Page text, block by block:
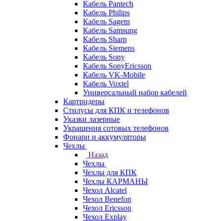
Кабель Pantech
Кабель Philips
Кабель Sagem
Кабель Samsung
Кабель Sharp
Кабель Siemens
Кабель Sony
Кабель SonyEricsson
Кабель VK-Mobile
Кабель Voxtel
Универсальный набор кабелей
Картридеры
Стилусы для КПК и телефонов
Указки лазерные
Украшения сотовых телефонов
Фонари и аккумуляторы
Чехлы
Назад
Чехлы
Чехлы для КПК
Чехлы КАРМАНЫ
Чехол Alcatel
Чехол Benefon
Чехол Ericsson
Чехол Explay